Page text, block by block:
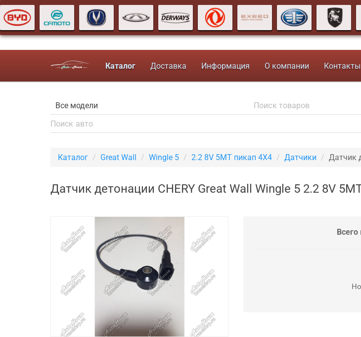
Каталог Доставка Информация О компании Контакты
Каталог Great Wall Wingle 5 2.2 8V 5MT пикап 4X4 Датчики Датчик
Датчик детонации CHERY Great Wall Wingle 5 2.2 8V
Всего